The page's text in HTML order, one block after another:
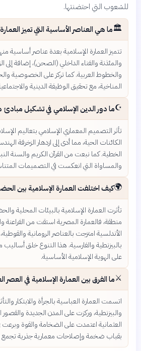
للشعوب التي احتضنتها.
🏛️ما هي العناصر الأساسية التي تميز
تتميز العمارة الإسلامية بعدة عناصر أساسية
والمئذنة والفناء الداخلي (الصحن)، إضافة إلى
والخطوط العربية. كما تركز على الخصوصية
المناخية، مع تحقيق الوظيفة الدينية
☪️ما دور الدين الإسلامي في تشكيل مبادئ
تأثر التصميم المعماري الإسلامي بتعاليم
الكائنات الحية، مما أدى إلى ازدهار الزخرفة
الخطية. كما نبعت من القرآن الكريم والسنة
والمساواة التي انعكست في التصميمات
🌍كيف اختلفت العمارة الإسلامية بين
تأثرت العمارة الإسلامية بالبيئات المحلية
منطقة، فالعمارة المصرية استقت من الفراعنة
الأندلسية امتزجت بالعناصر الرومانية
بالبيزنطية والفارسية. هذا التنوع خلق
على الهوية الإسلامية الأساسية.
⚔️ما الفرق بين العمارة الإسلامية في العصر
اتسمت العمارة العباسية بالجرأة والابتكار
والبيزنطية، وركزت على المدن الجديدة والقصور
العثمانية اعتمدت على الضخامة والقوة وبرعت
بقباب ضخمة وإصلاحات معمارية جذرية تجمع